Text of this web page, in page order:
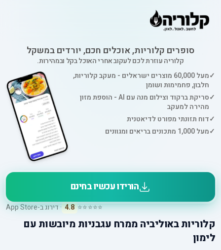
סופרים קלוריות, אוכלים חכם, יורדים במשקל
קלוריה עוזרת לכם לעקוב אחרי האוכל בקל ובמהירות.
✓
מעל 60,000 מוצרים ישראלים - מעקב קלוריות,
חלבון, פחמימות ושומן
✓
סריקת ברקוד וצילום מנה עם AI - הוספת מזון
מהירה למעקב
✓דוח תזונתי מפורט לדיאטנית
✓מעל 1,000 מתכונים בריאים ומגוונים
הורידו עכשיו בחינם
⭐⭐⭐⭐⭐
4.8 · דירוג ב-App Store
קלוריותבאוליביה ממרח עגבניות מיובשות עם
לימון